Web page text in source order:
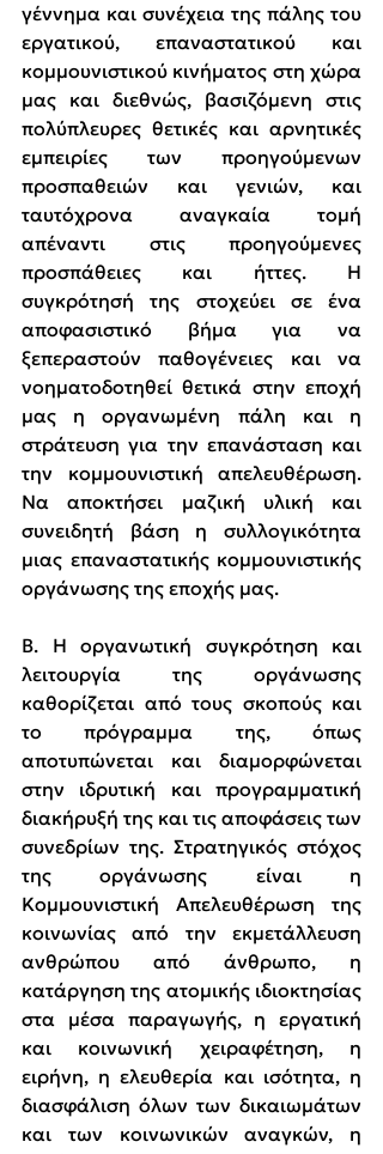
γέννημα και συνέχεια της πάλης του
εργατικού, επαναστατικού και
κομμουνιστικού κινήματος στη χώρα
μας και διεθνώς, βασιζόμενη στις
πολύπλευρες θετικές και αρνητικές
εμπειρίες των προηγούμενων
προσπαθειών και γενιών, και
ταυτόχρονα αναγκαία τομή
απέναντι στις προηγούμενες
προσπάθειες και ήττες. Η
συγκρότησή της στοχεύει σε ένα
αποφασιστικό βήμα για να
ξεπεραστούν παθογένειες και να
νοηματοδοτηθεί θετικά στην εποχή
μας η οργανωμένη πάλη και η
στράτευση για την επανάσταση και
την κομμουνιστική απελευθέρωση.
Να αποκτήσει μαζική υλική και
συνειδητή βάση η συλλογικότητα
μιας επαναστατικής κομμουνιστικής
οργάνωσης της εποχής μας.
Β. Η οργανωτική συγκρότηση και
λειτουργία της οργάνωσης
καθορίζεται από τους σκοπούς και
το πρόγραμμα της, όπως
αποτυπώνεται και διαμορφώνεται
στην ιδρυτική και προγραμματική
διακήρυξή της και τις αποφάσεις των
συνεδρίων της. Στρατηγικός στόχος
της οργάνωσης είναι η
Κομμουνιστική Απελευθέρωση της
κοινωνίας από την εκμετάλλευση
ανθρώπου από άνθρωπο, η
κατάργηση της ατομικής ιδιοκτησίας
στα μέσα παραγωγής, η εργατική
και κοινωνική χειραφέτηση, η
ειρήνη, η ελευθερία και ισότητα, η
διασφάλιση όλων των δικαιωμάτων
και των κοινωνικών αναγκών, η